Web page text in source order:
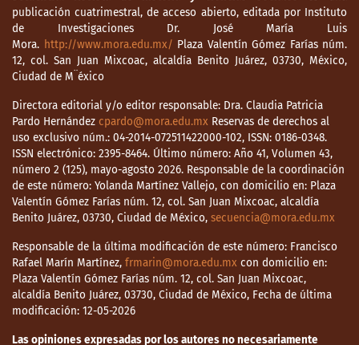
publicación cuatrimestral, de acceso abierto, editada por Instituto
de Investigaciones Dr. José María Luis
Mora. http://www.mora.edu.mx/ Plaza Valentín Gómez Farías núm.
12, col. San Juan Mixcoac, alcaldía Benito Juárez, 03730, México,
Ciudad de M¨éxico
Directora editorial y/o editor responsable: Dra. Claudia Patricia
Pardo Hernández cpardo@mora.edu.mx Reservas de derechos al
uso exclusivo núm.: 04-2014-072511422000-102, ISSN: 0186-0348.
ISSN electrónico: 2395-8464. Último número: Año 41, Volumen 43,
número 2 (125), mayo-agosto 2026. Responsable de la coordinación
de este número: Yolanda Martínez Vallejo, con domicilio en: Plaza
Valentín Gómez Farías núm. 12, col. San Juan Mixcoac, alcaldía
Benito Juárez, 03730, Ciudad de México, secuencia@mora.edu.mx
Responsable de la última modificación de este número: Francisco
Rafael Marín Martínez, frmarin@mora.edu.mx con domicilio en:
Plaza Valentín Gómez Farías núm. 12, col. San Juan Mixcoac,
alcaldía Benito Juárez, 03730, Ciudad de México, Fecha de última
modificación: 12-05-2026
Las opiniones expresadas por los autores no necesariamente